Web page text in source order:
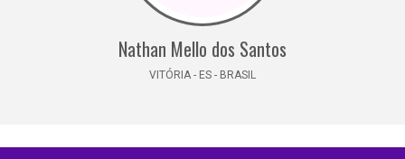
Nathan Mello dos Santos
VITÓRIA - ES - BRASIL